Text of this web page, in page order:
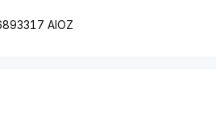
AIOZ